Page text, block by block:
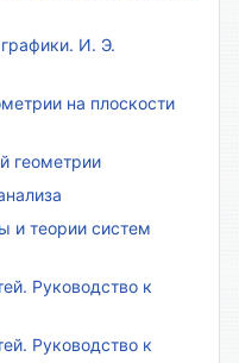
И. Э.
на плоскости
геометрии
и теории систем
Руководство к
Руководство к